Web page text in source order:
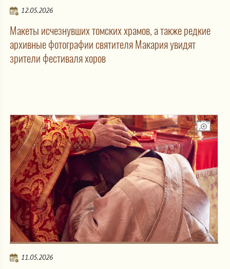
12.05.2026
Макеты исчезнувших томских храмов, а также редкие
архивные фотографии святителя Макария увидят
зрители фестиваля хоров
11.05.2026